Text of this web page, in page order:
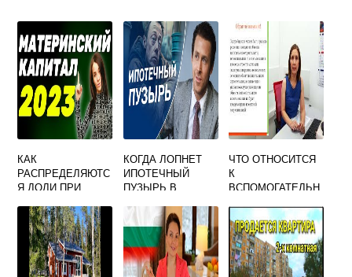
КАК
РАСПРЕДЕЛЯЮТС
Я ДОЛИ ПРИ
НА МАТЕРИНСКИЙ
КАПИТАЛ
КОГДА ЛОПНЕТ
ИПОТЕЧНЫЙ
ПУЗЫРЬ В
ЧТО ОТНОСИТСЯ
К
ВСПОМОГАТЕЛЬН
НЕДВИЖИМОСТИ